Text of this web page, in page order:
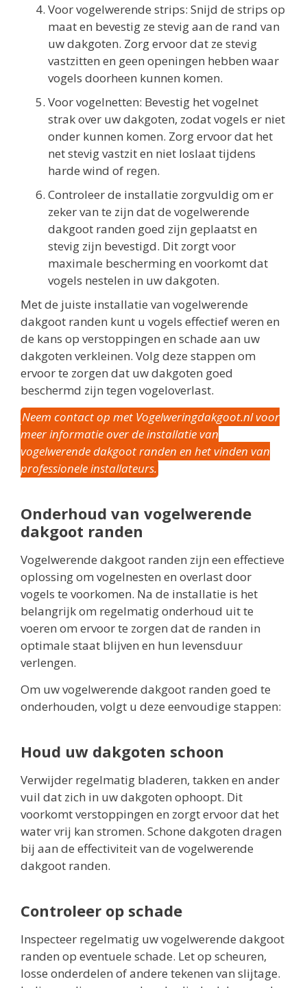
Voor vogelwerende strips: Snijd de strips op
maat en bevestig ze stevig aan de rand van
uw dakgoten. Zorg ervoor dat ze stevig
vastzitten en geen openingen hebben waar
vogels doorheen kunnen komen.
Voor vogelnetten: Bevestig het vogelnet
strak over uw dakgoten, zodat vogels er niet
onder kunnen komen. Zorg ervoor dat het
net stevig vastzit en niet loslaat tijdens
harde wind of regen.
Controleer de installatie zorgvuldig om er
zeker van te zijn dat de vogelwerende
dakgoot randen goed zijn geplaatst en
stevig zijn bevestigd. Dit zorgt voor
maximale bescherming en voorkomt dat
vogels nestelen in uw dakgoten.
Met de juiste installatie van vogelwerende
dakgoot randen kunt u vogels effectief weren en
de kans op verstoppingen en schade aan uw
dakgoten verkleinen. Volg deze stappen om
ervoor te zorgen dat uw dakgoten goed
beschermd zijn tegen vogeloverlast.
Neem contact op met Vogelweringdakgoot.nl voor
meer informatie over de installatie van
vogelwerende dakgoot randen en het vinden van
professionele installateurs.
Onderhoud van vogelwerende
dakgoot randen
Vogelwerende dakgoot randen zijn een effectieve
oplossing om vogelnesten en overlast door
vogels te voorkomen. Na de installatie is het
belangrijk om regelmatig onderhoud uit te
voeren om ervoor te zorgen dat de randen in
optimale staat blijven en hun levensduur
verlengen.
Om uw vogelwerende dakgoot randen goed te
onderhouden, volgt u deze eenvoudige stappen:
Houd uw dakgoten schoon
Verwijder regelmatig bladeren, takken en ander
vuil dat zich in uw dakgoten ophoopt. Dit
voorkomt verstoppingen en zorgt ervoor dat het
water vrij kan stromen. Schone dakgoten dragen
bij aan de effectiviteit van de vogelwerende
dakgoot randen.
Controleer op schade
Inspecteer regelmatig uw vogelwerende dakgoot
randen op eventuele schade. Let op scheuren,
losse onderdelen of andere tekenen van slijtage.